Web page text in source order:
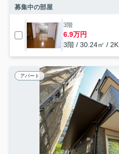
募集中の部屋
3階
6.9万円
3階 / 30.24㎡ / 2K
アパート